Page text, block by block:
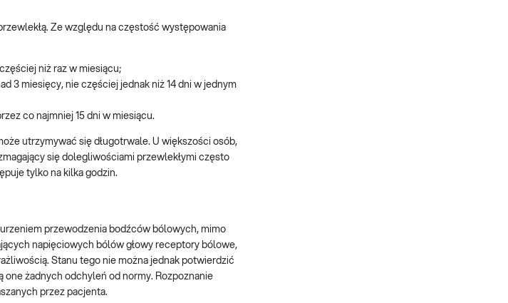
Ze względu na częstość występowania
niż raz w miesiącu;
3 miesięcy, nie częściej jednak niż 14 dni w jednym
co najmniej 15 dni w miesiącu.
utrzymywać się długotrwale. U większości osób,
się dolegliwościami przewlekłymi często
tylko na kilka godzin.
przewodzenia bodźców bólowych, mimo
napięciowych bólów głowy receptory bólowe,
Stanu tego nie można jednak potwierdzić
żadnych odchyleń od normy. Rozpoznanie
przez pacjenta.